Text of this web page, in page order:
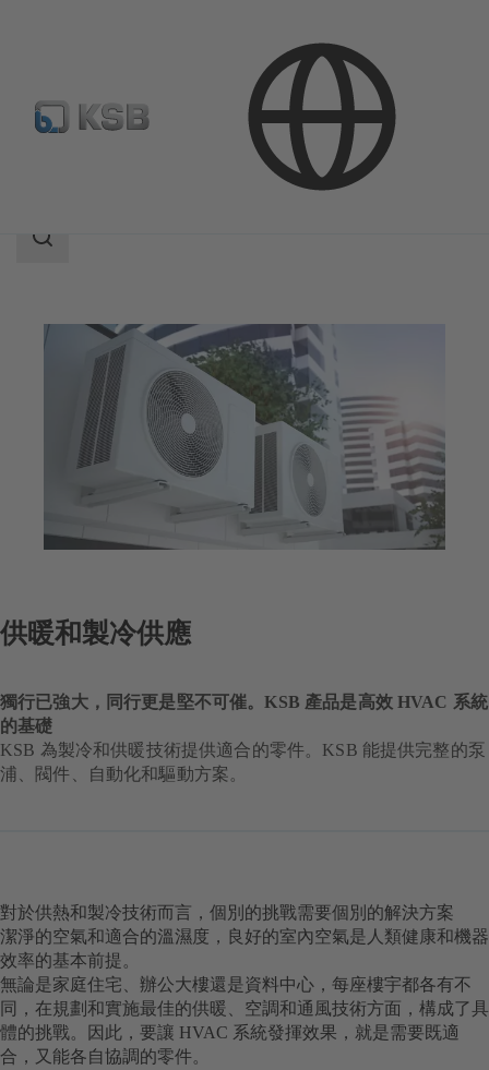
供暖和製冷供應
搜
围
供暖和製冷供應
獨行已強大，同行更是堅不可催。KSB 產品是高效 HVAC 系統
的基礎
KSB 為製冷和供暖技術提供適合的零件。KSB 能提供完整的泵
浦、閥件、自動化和驅動方案。
對於供熱和製冷技術而言，個別的挑戰需要個別的解決方案
潔淨的空氣和適合的溫濕度，良好的室內空氣是人類健康和機器
效率的基本前提。
無論是家庭住宅、辦公大樓還是資料中心，每座樓宇都各有不
同，在規劃和實施最佳的供暖、空調和通風技術方面，構成了具
體的挑戰。因此，要讓 HVAC 系統發揮效果，就是需要既適
合，又能各自協調的零件。